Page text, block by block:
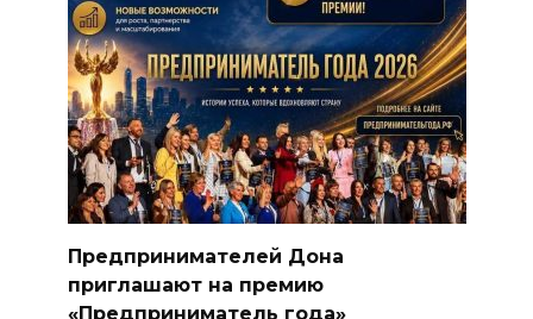
Предпринимателей Дона
приглашают на премию
«Предприниматель года»